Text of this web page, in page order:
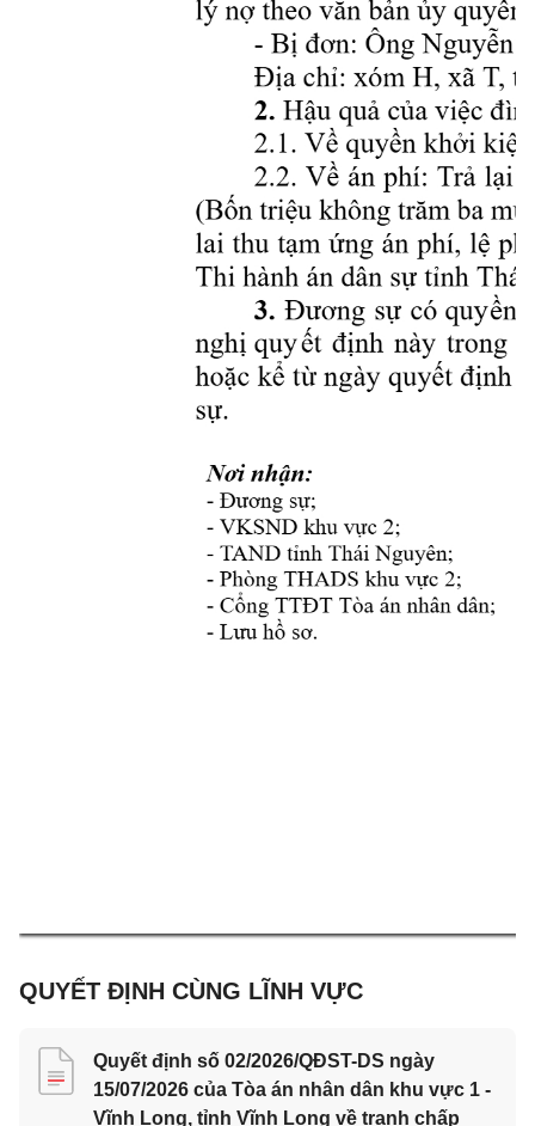
QUYẾT ĐỊNH CÙNG LĨNH VỰC
Quyết định số 02/2026/QĐST-DS ngày
15/07/2026 của Tòa án nhân dân khu vực 1 -
Vĩnh Long, tỉnh Vĩnh Long về tranh chấp